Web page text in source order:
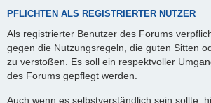
PFLICHTEN ALS REGISTRIERTER NUTZER
Als registrierter Benutzer des Forums
gegen die Nutzungsregeln, die guten Sitten
zu verstoßen. Es soll ein respektvoller
des Forums gepflegt werden.
Auch wenn es selbstverständlich sein sollte,